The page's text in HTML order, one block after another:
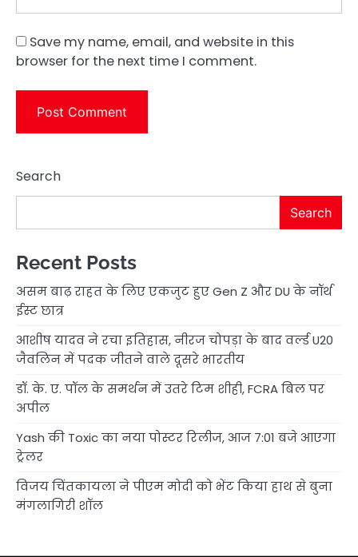
Save my name, email, and website in this
browser for the next time I comment.
Search
Search
Recent Posts
असम बाढ़ राहत के लिए एकजुट हुए Gen Z और DU के नॉर्थ
ईस्ट छात्र
आशीष यादव ने रचा इतिहास, नीरज चोपड़ा के बाद वर्ल्ड U20
जैवलिन में पदक जीतने वाले दूसरे भारतीय
डॉ. के. ए. पॉल के समर्थन में उतरे टिम शीही, FCRA बिल पर
अपील
Yash की Toxic का नया पोस्टर रिलीज, आज 7:01 बजे आएगा
ट्रेलर
विजय चिंतकायला ने पीएम मोदी को भेंट किया हाथ से बुना
मंगलागिरी शॉल